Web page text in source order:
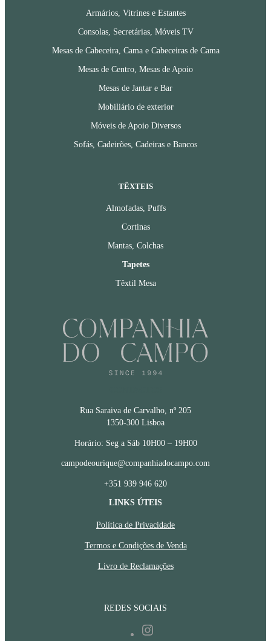
Armários, Vitrines e Estantes
Consolas, Secretárias, Móveis TV
Mesas de Cabeceira, Cama e Cabeceiras de Cama
Mesas de Centro, Mesas de Apoio
Mesas de Jantar e Bar
Mobiliário de exterior
Móveis de Apoio Diversos
Sofás, Cadeirões, Cadeiras e Bancos
TÊXTEIS
Almofadas, Puffs
Cortinas
Mantas, Colchas
Tapetes
Têxtil Mesa
LINKS ÚTEIS
Política de Privacidade
Termos e Condições de Venda
Livro de Reclamações
REDES SOCIAIS
Rua Saraiva de Carvalho, nº 205
1350-300 Lisboa
Horário: Seg a Sáb 10H00 – 19H00
campodeourique@companhiadocampo.com
+351 939 946 620